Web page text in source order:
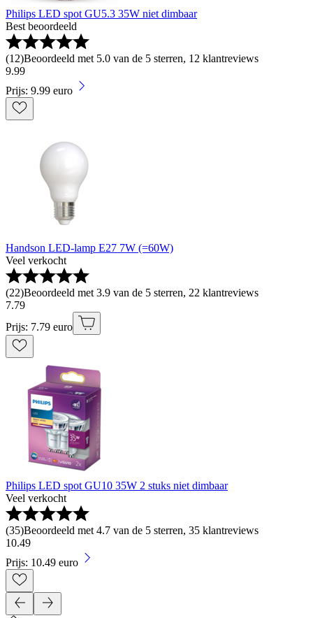
Philips LED spot GU5.3 35W niet dimbaar
Best beoordeeld
(12)Beoordeeld met 5.0 van de 5 sterren, 12 klantreviews
9.99
Prijs: 9.99 euro
Handson LED-lamp E27 7W (=60W)
Veel verkocht
(22)Beoordeeld met 3.9 van de 5 sterren, 22 klantreviews
7.79
Prijs: 7.79 euro
Philips LED spot GU10 35W 2 stuks niet dimbaar
Veel verkocht
(35)Beoordeeld met 4.7 van de 5 sterren, 35 klantreviews
10.49
Prijs: 10.49 euro